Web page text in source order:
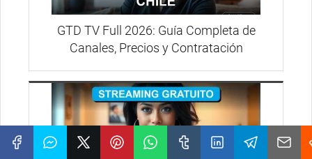
GTD TV Full 2026: Guía Completa de
Canales, Precios y Contratación